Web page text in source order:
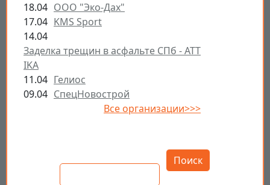
18.04 ООО "Эко-Дах"
17.04 KMS Sport
14.04
Заделка трещин в асфальте СПб - ATT
IKA
11.04 Гелиос
09.04 СпецНовострой
Все организации>>>